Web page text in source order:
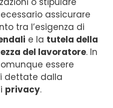
assicurare
tra l’esigenza di
e la tutela della
del lavoratore. In
essere
dettate dalla
privacy.